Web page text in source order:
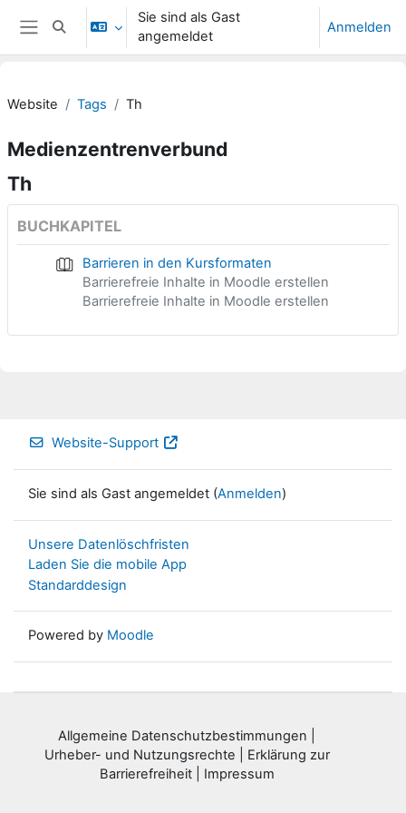
Zum Hauptinhalt
Website-Übersicht
Sucheingabe umschalten
Sie sind als Gast
angemeldet
Anmelden
Website Tags Th
Medienzentrenverbund
Th
BUCHKAPITEL
Barrieren in den Kursformaten
Barrierefreie Inhalte in Moodle erstellen
Barrierefreie Inhalte in Moodle erstellen
Website-Support
Sie sind als Gast angemeldet (Anmelden)
Unsere Datenlöschfristen
Laden Sie die mobile App
Standarddesign
Powered by Moodle
Allgemeine Datenschutzbestimmungen
Urheber- und Nutzungsrechte
Erklärung zur
Barrierefreiheit| Impressum